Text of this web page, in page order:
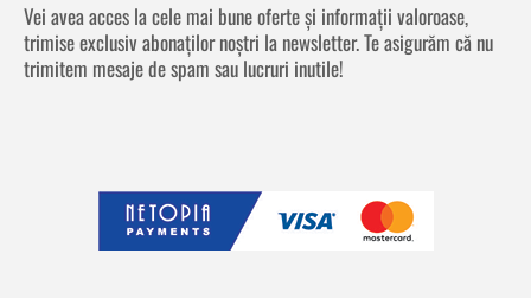
Vei avea acces la cele mai bune oferte și informații valoroase,
trimise exclusiv abonaților noștri la newsletter. Te asigurăm că nu
trimitem mesaje de spam sau lucruri inutile!